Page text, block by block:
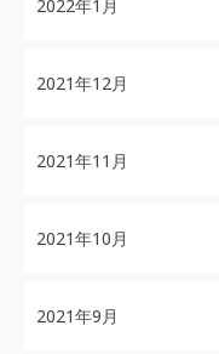
2022年1月
2021年12月
2021年11月
2021年10月
2021年9月